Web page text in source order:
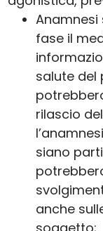
fase il
salute del
rilascio
siano
anche